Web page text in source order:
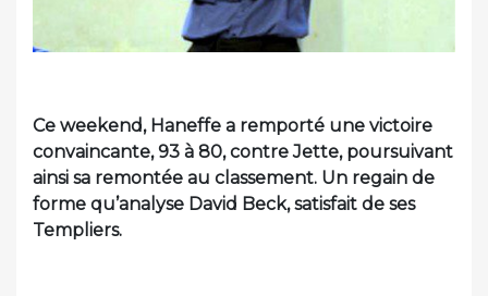
Ce weekend, Haneffe a remporté une victoire
convaincante, 93 à 80, contre Jette, poursuivant
ainsi sa remontée au classement. Un regain de
forme qu’analyse David Beck, satisfait de ses
Templiers.